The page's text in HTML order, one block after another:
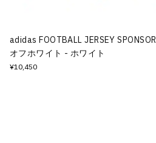
adidas FOOTBALL JERSEY SPONSOR
オフホワイト - ホワイト
¥10,450